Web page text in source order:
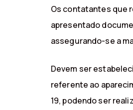
Os contatantes que
apresentado
assegurando-se a
Devem ser
referente ao
19, podendo ser